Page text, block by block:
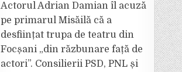
Actorul Adrian Damian îl acuză
pe primarul Misăilă că a
desființat trupa de teatru din
Focșani „din răzbunare față de
actori”. Consilierii PSD, PNL și